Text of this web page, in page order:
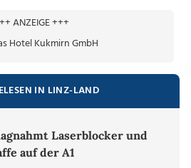
ANZEIGE +++
IN LINZ-LAND
Laserblocker und
auf der A1